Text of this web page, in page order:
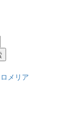
メリア